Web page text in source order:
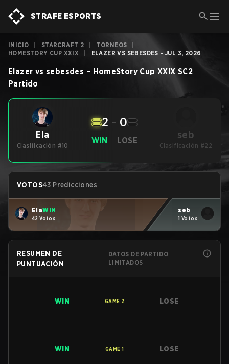
STRAFE ESPORTS
INICIO STARCRAFT 2 TORNEOS
HOMESTORY CUP XXIX
ELAZER VS SEBESDES - JUL 3, 2026
Elazer vs sebesdes – HomeStory Cup XXIX SC2
Partido
Ela
Clasificación #10
WIN
2 - 0
LOSE seb
Clasificación #22
VOTOS43 Predicciones
ElaWIN
42 Votos
seb
1 Votos
RESUMEN DE
PUNTUACIÓN
DATOS DE PARTIDO
LIMITADOS
WIN GAME 2 LOSE
WIN GAME 1 LOSE